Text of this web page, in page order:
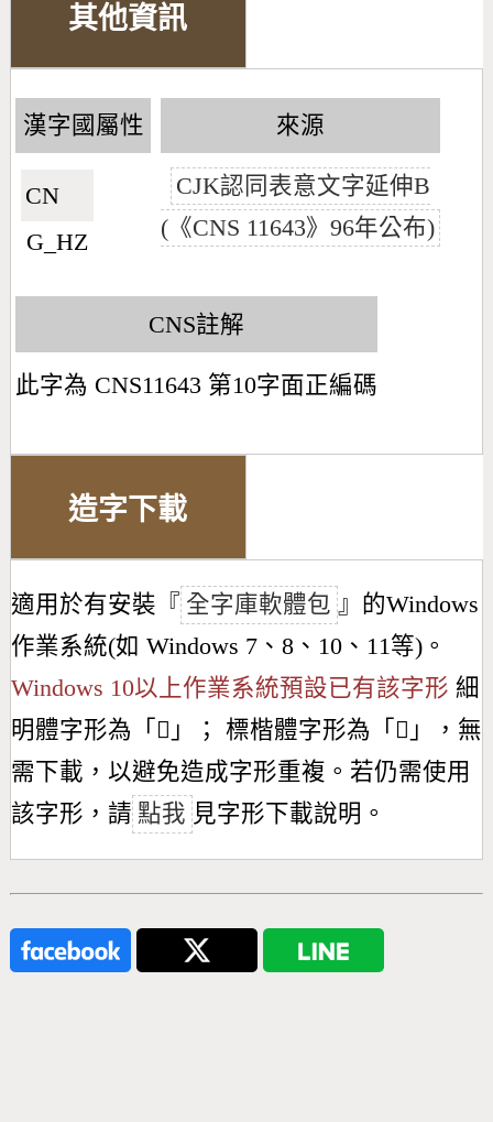
其他資訊
漢字國屬性
CN🇨🇳
G_HZ
來源
CJK認同表意文字延伸B
(《CNS 11643》96年公布)
CNS註解
此字為 CNS11643 第10字面正編碼
造字下載
適用於有安裝『 全字庫軟體包 』的Windows
作業系統(如 Windows 7、8、10、11等)。
Windows 10以上作業系統預設已有該字形 細
明體字形為「 𦞆 」； 標楷體字形為「 𦞆 」，無
需下載，以避免造成字形重複。若仍需使用
該字形，請 點我 見字形下載說明。